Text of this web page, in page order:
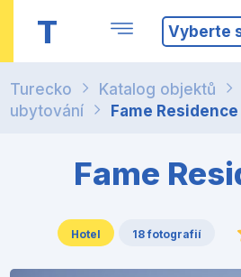
T Vyberte
Turecko Katalog objektů
ubytování
Fame Residence
Fame
Hotel 18 fotografií